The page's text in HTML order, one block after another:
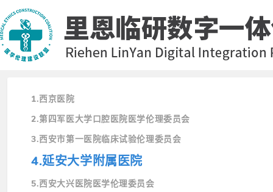
1.西京医院
2.第四军医大学口腔医院医学伦理委员会
3.西安市第一医院临床试验伦理委员会
4.延安大学附属医院
5.西安大兴医院医学伦理委员会